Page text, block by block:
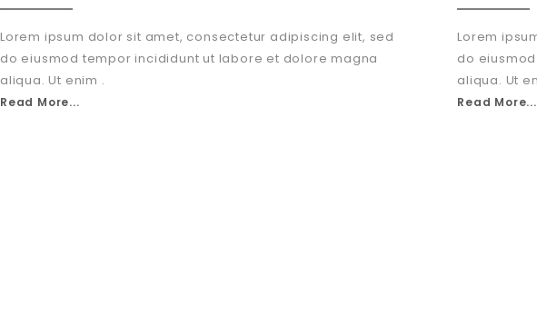
Lorem ipsum dolor sit amet, consectetur adipiscing elit, sed
do eiusmod tempor incididunt ut labore et dolore magna
aliqua. Ut enim .
Read More...
Lorem
do
aliqua. Ut
Read More...